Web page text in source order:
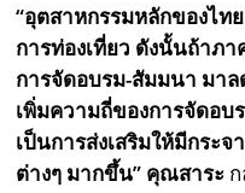
“อุตสาหกรรมหลักของไท
การท่องเที่ยว ดังนั้นถ้าภ
การจัดอบรม-สัมมนา มา
เพิ่มความถี่ของการจัดอบ
เป็นการส่งเสริมให้มีกระ
ต่างๆ มากขึ้น” คุณสาระ